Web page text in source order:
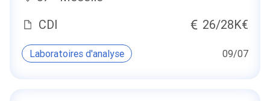
CDI
26/28K€
Laboratoires d'analyse 09/07